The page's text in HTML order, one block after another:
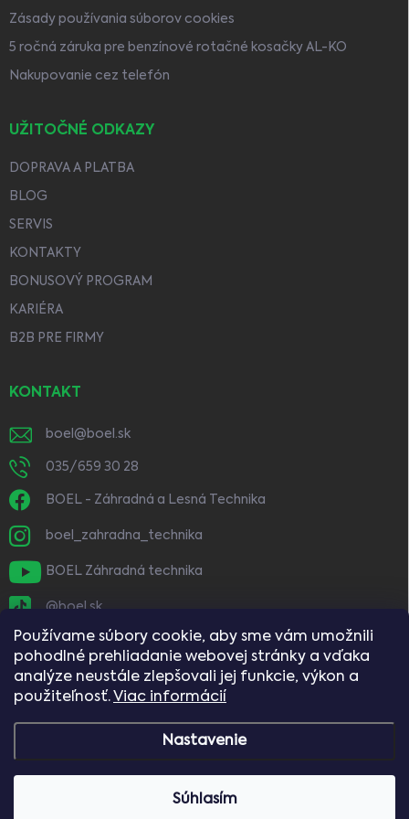
Používame súbory cookie, aby sme vám umožnili
pohodlné prehliadanie webovej stránky a vďaka
analýze neustále zlepšovali jej funkcie, výkon a
použiteľnosť. Viac informácií
Nastavenie
Súhlasím
Vážení zákazníci, naše predajne budú dňa
Zásady používania súborov cookies
5 ročná záruka pre benzínové rotačné kosačky AL-KO
Nakupovanie cez telefón
UŽITOČNÉ ODKAZY
DOPRAVA A PLATBA
BLOG
SERVIS
KONTAKTY
BONUSOVÝ PROGRAM
KARIÉRA
B2B PRE FIRMY
KONTAKT
boel @ boel.sk
035/659 30 28
BOEL - Záhradná a Lesná Technika
boel_zahradna_technika
BOEL Záhradná technika
@boel.sk
BOEL. Všetky práva vyhradené.